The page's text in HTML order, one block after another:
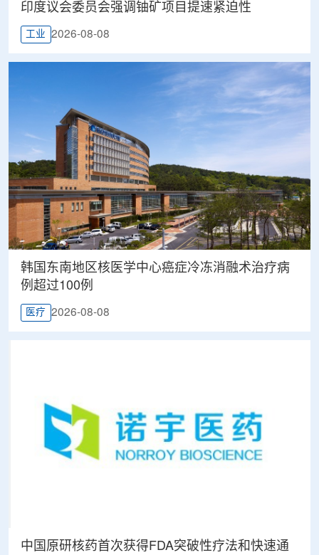
印度议会委员会强调铀矿项目提速紧迫性
工业 2026-08-08
韩国东南地区核医学中心癌症冷冻消融术治疗病
例超过100例
医疗 2026-08-08
中国原研核药首次获得FDA突破性疗法和快速通